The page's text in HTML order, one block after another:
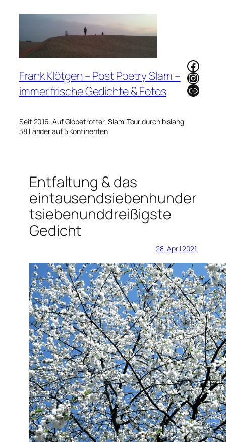
Frank Klötgen – Post Poetry Slam –
immer frische Gedichte & Fotos
Seit 2016. Auf Globetrotter-Slam-Tour durch bislang
38 Länder auf 5 Kontinenten
Link
Entfaltung & das
eintausendsiebenhunder
tsiebenunddreißigste
Gedicht
28. April 2021